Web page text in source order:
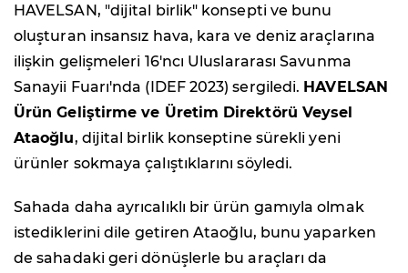
HAVELSAN, "dijital birlik" konsepti ve bunu
oluşturan insansız hava, kara ve deniz araçlarına
ilişkin gelişmeleri 16'ncı Uluslararası Savunma
Sanayii Fuarı'nda (IDEF 2023) sergiledi. HAVELSAN
Ürün Geliştirme ve Üretim Direktörü Veysel
Ataoğlu, dijital birlik konseptine sürekli yeni
ürünler sokmaya çalıştıklarını söyledi.
Sahada daha ayrıcalıklı bir ürün gamıyla olmak
istediklerini dile getiren Ataoğlu, bunu yaparken
de sahadaki geri dönüşlerle bu araçları da